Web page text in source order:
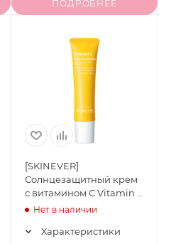
ПОДРОБНЕЕ
[SKINEVER]
Солнцезащитный крем
с витамином С Vitamin C
Brightening Sunscreen
Нет в наличии
Характеристики